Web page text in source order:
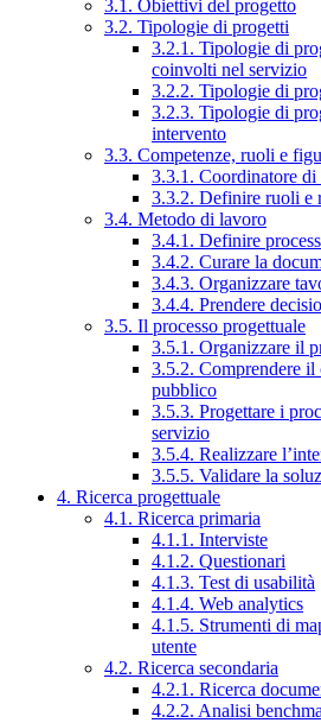
3.1. Obiettivi del progetto
3.2. Tipologie di progetti
3.2.1. Tipologie di
coinvolti nel servizio
3.2.2. Tipologie di
3.2.3. Tipologie di
intervento
3.3. Competenze, ruoli e
3.3.1. Coordinatore di
3.3.2. Definire ruoli e
3.4. Metodo di lavoro
3.4.1. Definire
3.4.2. Curare la
3.4.3. Organizzare
3.4.4. Prendere
3.5. Il processo progettuale
3.5.1. Organizzare il
3.5.2. Comprendere il
pubblico
3.5.3. Progettare i
servizio
3.5.4. Realizzare
3.5.5. Validare la
4. Ricerca progettuale
4.1. Ricerca primaria
4.1.1. Interviste
4.1.2. Questionari
4.1.3. Test di usabilità
4.1.4. Web analytics
4.1.5. Strumenti di
utente
4.2. Ricerca secondaria
4.2.1. Ricerca
4.2.2. Analisi